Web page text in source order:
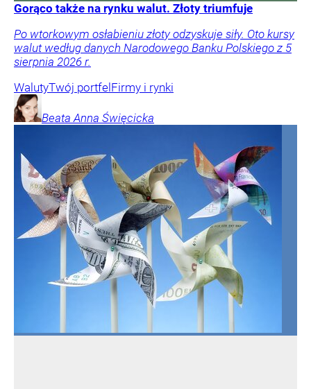
Gorąco także na rynku walut. Złoty triumfuje
Po wtorkowym osłabieniu złoty odzyskuje siły. Oto kursy
walut według danych Narodowego Banku Polskiego z 5
sierpnia 2026 r.
WalutyTwój portfelFirmy i rynki
Beata Anna Święcicka